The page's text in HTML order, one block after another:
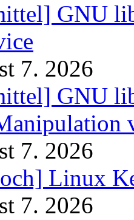
GNU
7. 2026
GNU
7. 2026
Linux
7. 2026